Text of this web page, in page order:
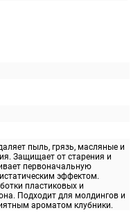
пыль, грязь, масляные и
Защищает от старения и
первоначальную
эффектом.
пластиковых и
Подходит для молдингов и
ароматом клубники.